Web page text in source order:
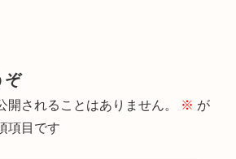
ぞ
開されることはありません。 ※ が
項目です